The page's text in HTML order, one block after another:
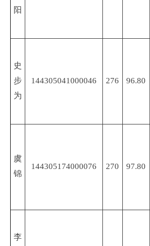
阳
史
步
为
144305041000046 276 96.80
虞
锦
144305174000076 270 97.80
李